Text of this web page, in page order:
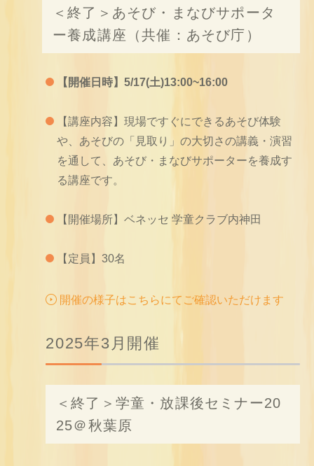
＜終了＞あそび・まなびサポータ
ー養成講座（共催：あそび庁）
【開催日時】5/17(土)13:00~16:00
【講座内容】現場ですぐにできるあそび体験
や、あそびの「見取り」の大切さの講義・演習
を通して、あそび・まなびサポーターを養成す
る講座です。
【開催場所】ベネッセ 学童クラブ内神田
【定員】30名
開催の様子はこちらにてご確認いただけます
2025年3月開催
＜終了＞学童・放課後セミナー20
25＠秋葉原